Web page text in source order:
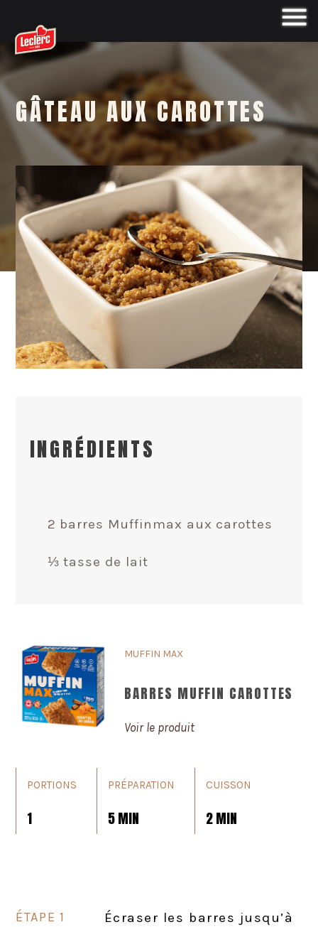
GÂTEAU AUX CAROTTES
INGRÉDIENTS
2 barres Muffinmax aux carottes
⅓ tasse de lait
MUFFIN MAX
BARRES MUFFIN CAROTTES
Voir le produit
PORTIONS
1
PRÉPARATION
5 MIN
CUISSON
2 MIN
Écraser les barres jusqu’à